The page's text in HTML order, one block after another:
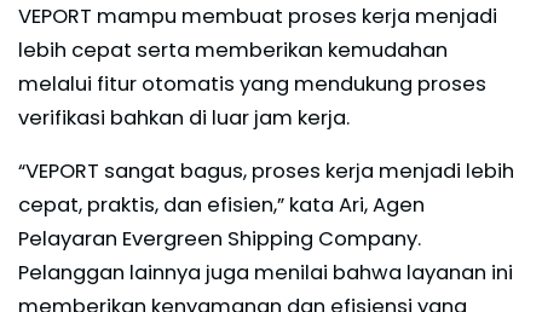
VEPORT mampu membuat proses kerja menjadi
lebih cepat serta memberikan kemudahan
melalui fitur otomatis yang mendukung proses
verifikasi bahkan di luar jam kerja.
“VEPORT sangat bagus, proses kerja menjadi lebih
cepat, praktis, dan efisien,” kata Ari, Agen
Pelayaran Evergreen Shipping Company.
Pelanggan lainnya juga menilai bahwa layanan ini
memberikan kenyamanan dan efisiensi yang